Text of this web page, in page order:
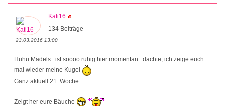
Kati16
134 Beiträge
23.03.2016 13:00
Huhu Mädels.. ist soooo ruhig hier momentan.. dachte, ich zeige euch
mal wieder meine Kugel
Ganz aktuell 21. Woche...
Zeigt her eure Bäuche